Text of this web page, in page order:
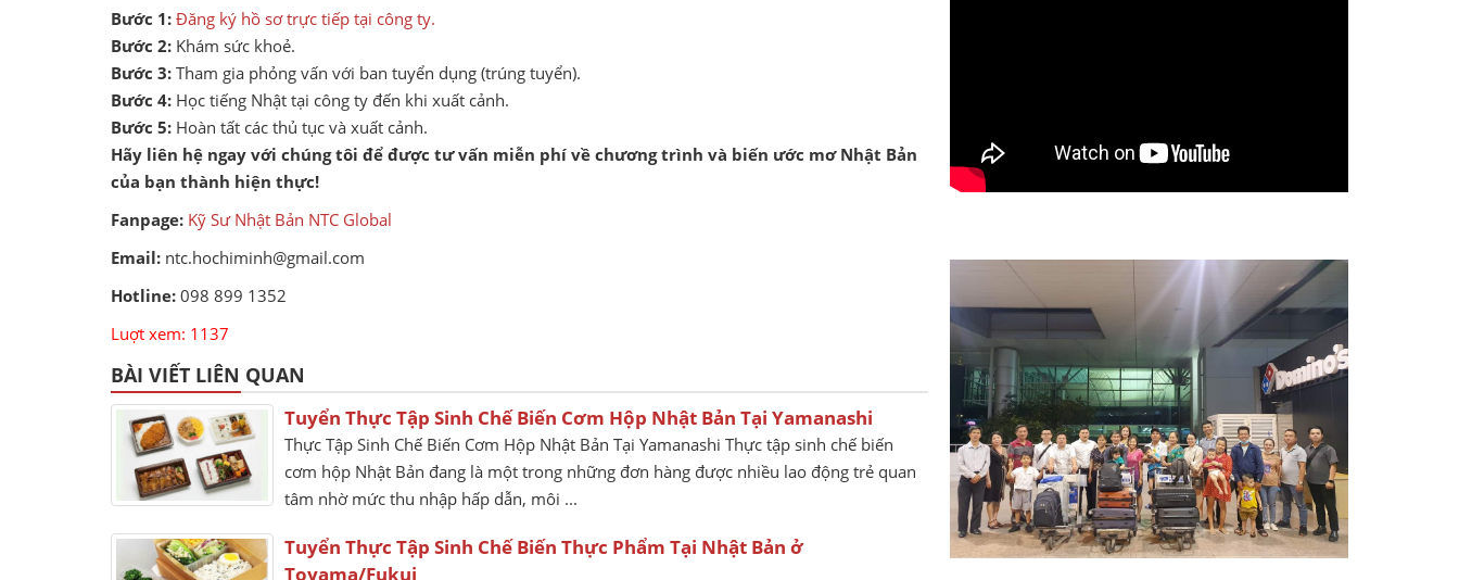
Bước 1: Đăng ký hồ sơ trực tiếp tại công ty.
Bước 2: Khám sức khoẻ.
Bước 3: Tham gia phỏng vấn với ban tuyển dụng (trúng tuyển).
Bước 4: Học tiếng Nhật tại công ty đến khi xuất cảnh.
Bước 5: Hoàn tất các thủ tục và xuất cảnh.
Hãy liên hệ ngay với chúng tôi để được tư vấn miễn phí về chương trình và biến ước mơ Nhật Bản
của bạn thành hiện thực!
Fanpage: Kỹ Sư Nhật Bản NTC Global
Email: ntc.hochiminh@gmail.com
Hotline: 098 899 1352
Luợt xem: 1137
BÀI VIẾT LIÊN QUAN
Tuyển Thực Tập Sinh Chế Biến Cơm Hộp Nhật Bản Tại Yamanashi
Thực Tập Sinh Chế Biến Cơm Hộp Nhật Bản Tại Yamanashi Thực tập sinh chế biến
cơm hộp Nhật Bản đang là một trong những đơn hàng được nhiều lao động trẻ quan
tâm nhờ mức thu nhập hấp dẫn, môi ...
Tuyển Thực Tập Sinh Chế Biến Thực Phẩm Tại Nhật Bản ở
Toyama/Fukui